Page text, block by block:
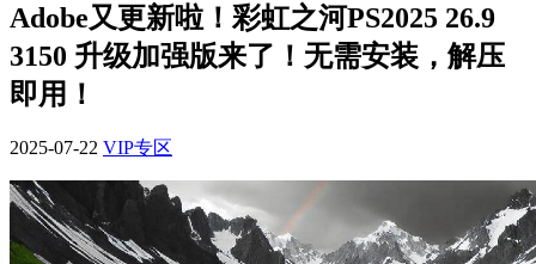
Adobe又更新啦！彩虹之河PS2025 26.9
3150 升级加强版来了！无需安装，解压
即用！
2025-07-22 VIP专区